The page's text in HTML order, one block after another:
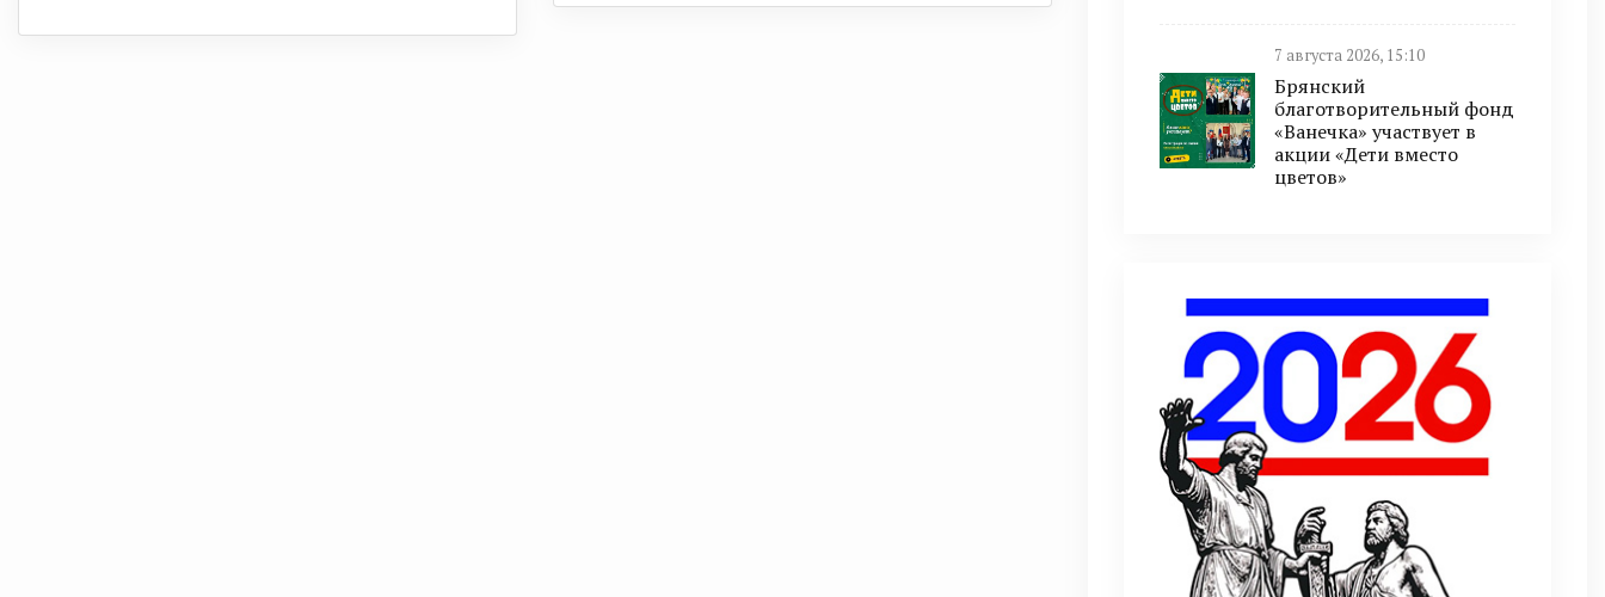
7 августа 2026, 15:10
Брянский
благотворительный фонд
«Ванечка» участвует в
акции «Дети вместо
цветов»